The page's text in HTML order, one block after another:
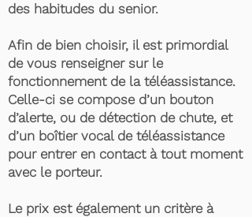
des habitudes du senior.
Afin de bien choisir, il est primordial
de vous renseigner sur le
fonctionnement de la téléassistance.
Celle-ci se compose d’un bouton
d’alerte, ou de détection de chute, et
d’un boîtier vocal de téléassistance
pour entrer en contact à tout moment
avec le porteur.
Le prix est également un critère à